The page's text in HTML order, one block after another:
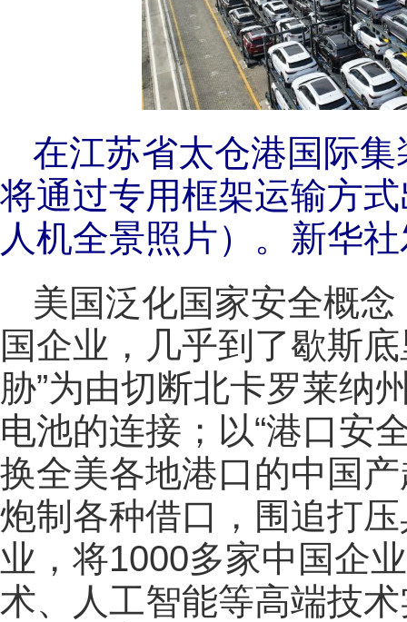
在江苏省太仓港国际
将通过专用框架运输方
人机全景照片）。新华
美国泛化国家安全概
国企业，几乎到了歇斯
胁”为由切断北卡罗莱纳
电池的连接；以“港口安
换全美各地港口的中国
炮制各种借口，围追打
业，将1000多家中国企
术、人工智能等高端技